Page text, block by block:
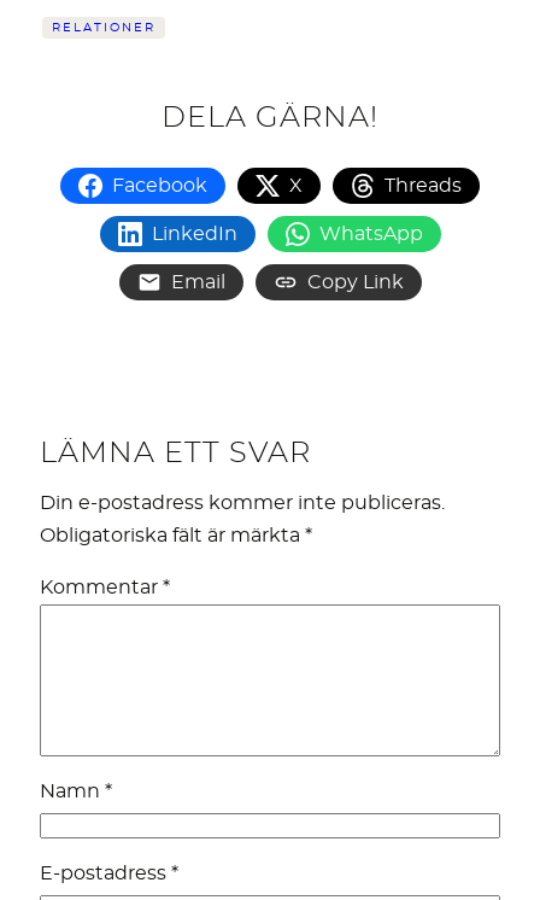
RELATIONER
DELA GÄRNA!
Facebook X Threads
LinkedIn WhatsApp
Email Copy Link
LÄMNA ETT SVAR
Din e-postadress kommer inte publiceras.
Obligatoriska fält är märkta *
Kommentar *
Namn *
E-postadress *